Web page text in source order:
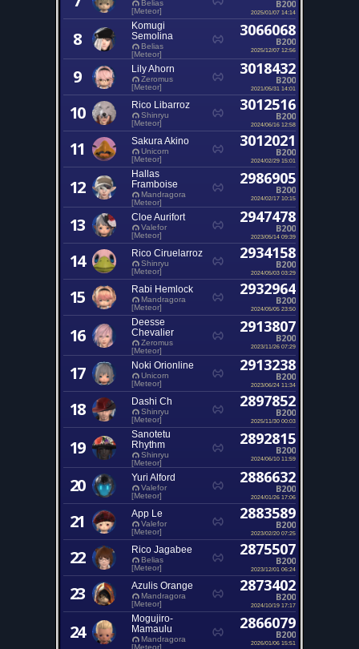
Belias
[Meteor]
B200
2025/01/07 14:14
8
Komugi
Semolina
Belias
[Meteor]
3066068
B200
2025/12/07 12:56
9 Lily Ahorn
Zeromus
[Meteor]
3018432
B200
2021/05/31 14:01
10 Rico Libarroz
Shinryu
[Meteor]
3012516
B200
2024/06/16 12:58
11 Sakura Akino
Unicorn
[Meteor]
3012021
B200
2024/02/29 15:01
12
Hallas
Framboise
Mandragora
[Meteor]
2986905
B200
2024/02/17 10:15
13 Cloe Aurifort
Valefor
[Meteor]
2947478
B200
2023/05/14 09:39
14 Rico Ciruelarroz
Shinryu
[Meteor]
2934158
B200
2024/05/03 03:29
15 Rabi Hemlock
Mandragora
[Meteor]
2932964
B200
2024/05/05 23:50
16
Deesse
Chevalier
Zeromus
[Meteor]
2913807
B200
2023/11/26 07:29
17 Noki Orionline
Unicorn
[Meteor]
2913238
B200
2023/06/24 11:34
18 Dashi Ch
Shinryu
[Meteor]
2897852
B200
2025/11/30 00:03
19
Sanotetu
Rhythm
Shinryu
[Meteor]
2892815
B200
2024/06/10 11:59
20 Yuri Alford
Valefor
[Meteor]
2886632
B200
2024/01/26 17:06
21 App Le
Valefor
[Meteor]
2883589
B200
2023/02/20 07:25
22 Rico Jagabee
Belias
[Meteor]
2875507
B200
2023/12/01 06:24
23 Azulis Orange
Mandragora
[Meteor]
2873402
B200
2024/10/19 17:17
24
Mogujiro-
Mamaulu
Mandragora
[Meteor]
2866079
B200
2026/01/06 15:51